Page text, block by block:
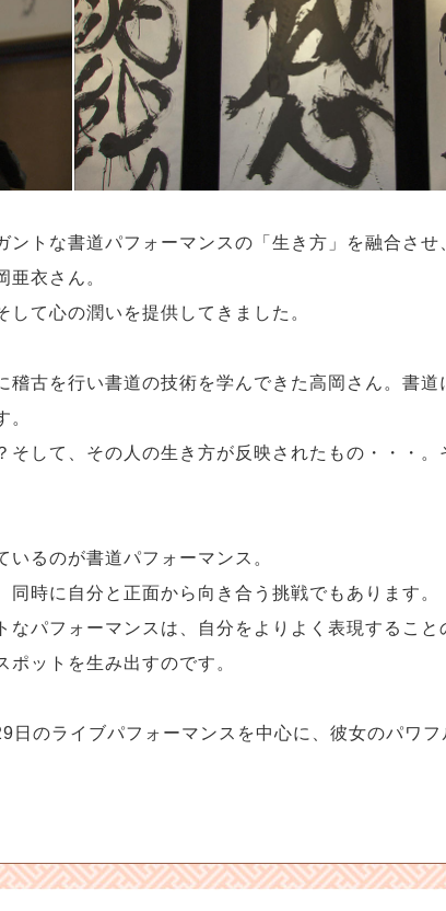
トな書道パフォーマンスの「生き方」を融合させ
衣さん。
て心の潤いを提供してきました。
稽古を行い書道の技術を学んできた高岡さん。書道
。
して、その人の生き方が反映されたもの・・・。
いるのが書道パフォーマンス。
時に自分と正面から向き合う挑戦でもあります。
パフォーマンスは、自分をよりよく表現すること
ットを生み出すのです。
のライブパフォーマンスを中心に、彼女のパワフ